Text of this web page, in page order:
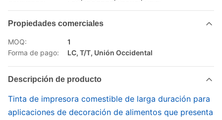
Propiedades comerciales
MOQ:
1
Forma de pago:
LC, T/T, Unión Occidental
Descripción de producto
Tinta de impresora comestible de larga duración para
aplicaciones de decoración de alimentos que presenta